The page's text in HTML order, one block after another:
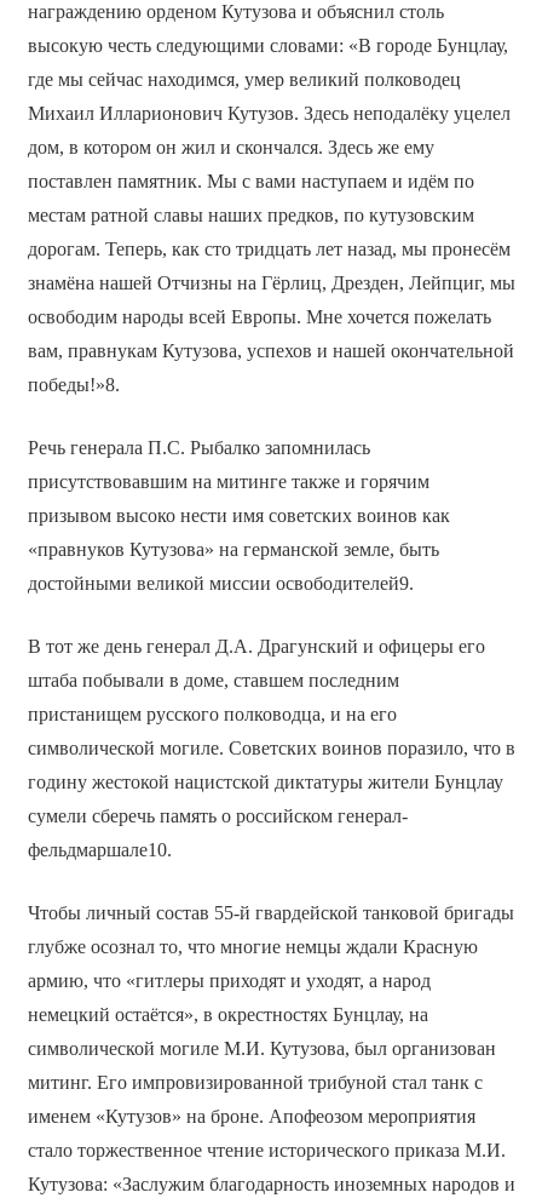
награждению орденом Кутузова и объяснил столь
высокую честь следующими словами: «В городе Бунцлау,
где мы сейчас находимся, умер великий полководец
Михаил Илларионович Кутузов. Здесь неподалёку уцелел
дом, в котором он жил и скончался. Здесь же ему
поставлен памятник. Мы с вами наступаем и идём по
местам ратной славы наших предков, по кутузовским
дорогам. Теперь, как сто тридцать лет назад, мы пронесём
знамёна нашей Отчизны на Гёрлиц, Дрезден, Лейпциг, мы
освободим народы всей Европы. Мне хочется пожелать
вам, правнукам Кутузова, успехов и нашей окончательной
победы!»8.
Речь генерала П.С. Рыбалко запомнилась
присутствовавшим на митинге также и горячим
призывом высоко нести имя советских воинов как
«правнуков Кутузова» на германской земле, быть
достойными великой миссии освободителей9.
В тот же день генерал Д.А. Драгунский и офицеры его
штаба побывали в доме, ставшем последним
пристанищем русского полководца, и на его
символической могиле. Советских воинов поразило, что в
годину жестокой нацистской диктатуры жители Бунцлау
сумели сберечь память о российском генерал-
фельдмаршале10.
Чтобы личный состав 55-й гвардейской танковой бригады
глубже осознал то, что многие немцы ждали Красную
армию, что «гитлеры приходят и уходят, а народ
немецкий остаётся», в окрестностях Бунцлау, на
символической могиле М.И. Кутузова, был организован
митинг. Его импровизированной трибуной стал танк с
именем «Кутузов» на броне. Апофеозом мероприятия
стало торжественное чтение исторического приказа М.И.
Кутузова: «Заслужим благодарность иноземных народов и